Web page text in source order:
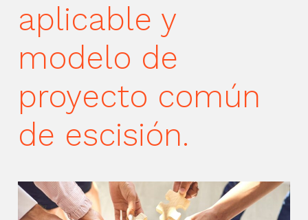
aplicable y
modelo de
proyecto común
de escisión.